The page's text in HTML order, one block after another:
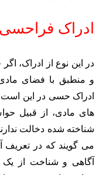
ادراک فراحسی
در این نوع از ادراک،
و منطبق با فضای
ادراک حسی در این است
های مادی، از قبیل
شناخته شده دخالت
می گویند که در
آگاهی و شناخت از یک